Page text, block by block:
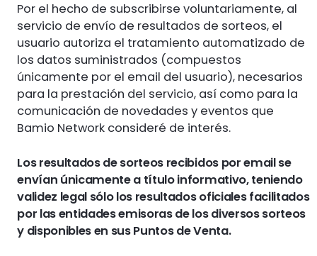
Por el hecho de subscribirse voluntariamente, al
servicio de envío de resultados de sorteos, el
usuario autoriza el tratamiento automatizado de
los datos suministrados (compuestos
únicamente por el email del usuario), necesarios
para la prestación del servicio, así como para la
comunicación de novedades y eventos que
Bamio Network consideré de interés.
Los resultados de sorteos recibidos por email se
envían únicamente a título informativo, teniendo
validez legal sólo los resultados oficiales facilitados
por las entidades emisoras de los diversos sorteos
y disponibles en sus Puntos de Venta.